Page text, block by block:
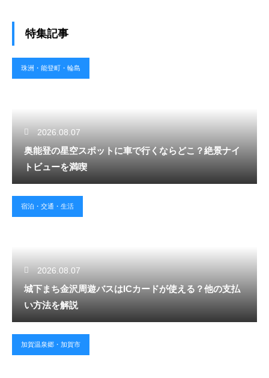
特集記事
珠洲・能登町・輪島
2026.08.07
奥能登の星空スポットに車で行くならどこ？絶景ナイ
トビューを満喫
宿泊・交通・生活
2026.08.07
城下まち金沢周遊バスはICカードが使える？他の支払
い方法を解説
加賀温泉郷・加賀市